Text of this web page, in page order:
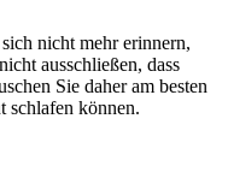
nicht mehr erinnern,
ausschließen, dass
Sie daher am besten
schlafen können.